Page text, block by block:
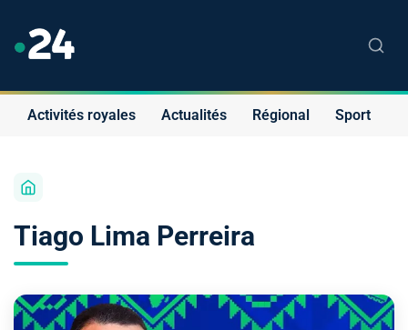
Activités royales Actualités Régional Sport
Tiago Lima Perreira